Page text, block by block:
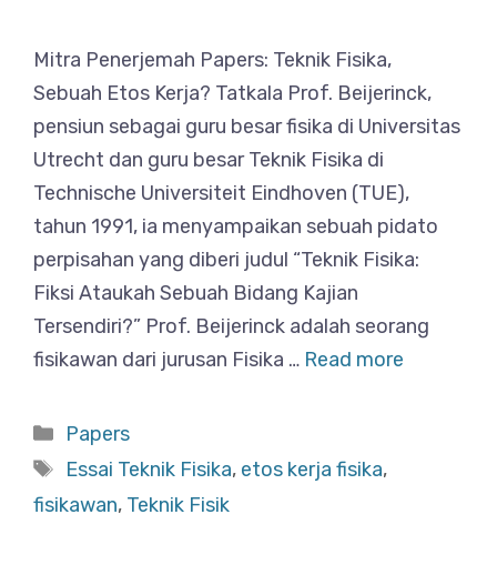
Mitra Penerjemah Papers: Teknik Fisika,
Sebuah Etos Kerja? Tatkala Prof. Beijerinck,
pensiun sebagai guru besar fisika di Universitas
Utrecht dan guru besar Teknik Fisika di
Technische Universiteit Eindhoven (TUE),
tahun 1991, ia menyampaikan sebuah pidato
perpisahan yang diberi judul “Teknik Fisika:
Fiksi Ataukah Sebuah Bidang Kajian
Tersendiri?” Prof. Beijerinck adalah seorang
fisikawan dari jurusan Fisika … Read more
Categories
Papers
Tags
Essai Teknik Fisika, etos kerja fisika,
fisikawan, Teknik Fisik